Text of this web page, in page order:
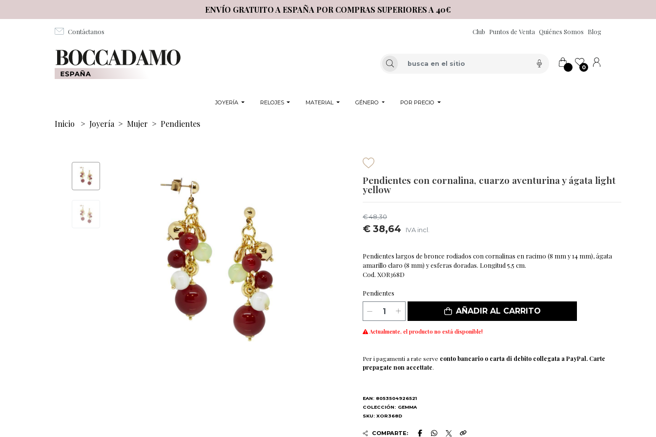
ENVÍO GRATUITO A ESPAÑA POR COMPRAS SUPERIORES A 40€
Contáctanos Club Puntos de Venta Quiénes Somos Blog
0
JOYERÍA RELOJES MATERIAL GÉNERO POR PRECIO
Inicio > Joyería > Mujer > Pendientes
Pendientes con cornalina, cuarzo aventurina y ágata light
yellow
€ 48,30
€ 38,64 IVA incl.
Pendientes largos de bronce rodiados con cornalinas en racimo (8 mm y 14 mm), ágata
amarillo claro (8 mm) y esferas doradas. Longitud 5,5 cm.
Cod. XOR368D
Pendientes
AÑADIR AL CARRITO
Actualmente, el producto no está disponible!
Per i pagamenti a rate serve conto bancario o carta di debito collegata a PayPal. Carte
prepagate non accettate.
EAN: 8053504926521
COLECCIÓN: GEMMA
SKU: XOR368D
COMPARTE: